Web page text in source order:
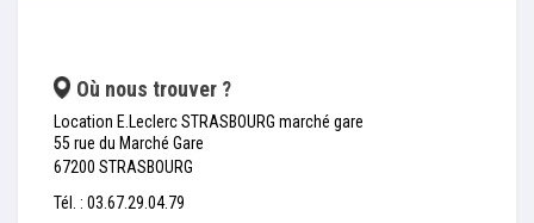
Où nous trouver ?
Location E.Leclerc STRASBOURG marché gare
55 rue du Marché Gare
67200 STRASBOURG
Tél. : 03.67.29.04.79